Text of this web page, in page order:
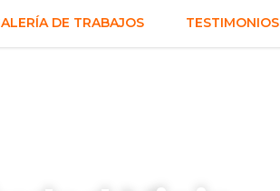
DE TRABAJOS TESTIMONIOS